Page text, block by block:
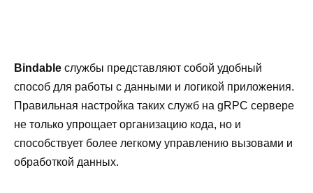
Bindable службы представляют собой удобный
способ для работы с данными и логикой приложения.
Правильная настройка таких служб на gRPC сервере
не только упрощает организацию кода, но и
способствует более легкому управлению вызовами и
обработкой данных.